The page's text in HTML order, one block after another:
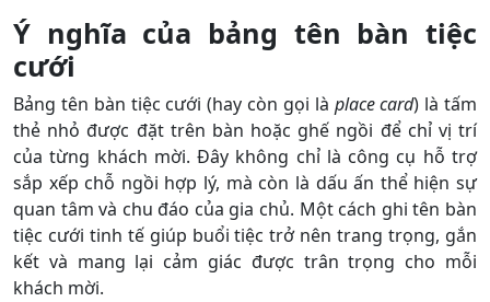
Ý nghĩa của bảng tên bàn tiệc
cưới
Bảng tên bàn tiệc cưới (hay còn gọi là place card) là tấm
thẻ nhỏ được đặt trên bàn hoặc ghế ngồi để chỉ vị trí
của từng khách mời. Đây không chỉ là công cụ hỗ trợ
sắp xếp chỗ ngồi hợp lý, mà còn là dấu ấn thể hiện sự
quan tâm và chu đáo của gia chủ. Một cách ghi tên bàn
tiệc cưới tinh tế giúp buổi tiệc trở nên trang trọng, gắn
kết và mang lại cảm giác được trân trọng cho mỗi
khách mời.